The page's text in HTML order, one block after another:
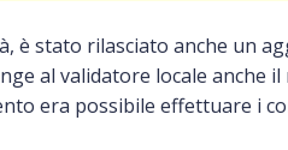
è stato rilasciato anche un
al validatore locale anche
era possibile effettuare i